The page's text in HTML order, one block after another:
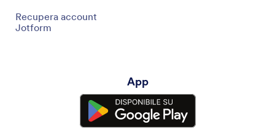
Recupera account
Jotform
App